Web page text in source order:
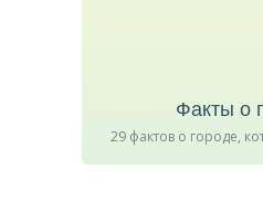
Факты о
29 фактов о городе,